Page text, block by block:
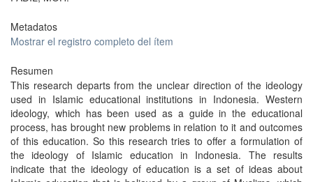
Metadatos
Mostrar el registro completo del ítem
Resumen
This research departs from the unclear direction of the ideology
used in Islamic educational institutions in Indonesia. Western
ideology, which has been used as a guide in the educational
process, has brought new problems in relation to it and outcomes
of this education. So this research tries to offer a formulation of
the ideology of Islamic education in Indonesia. The results
indicate that the ideology of education is a set of ideas about